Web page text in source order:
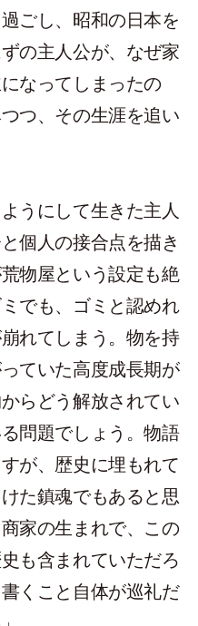
ごし、昭和の日本を
の主人公が、なぜ家
なってしまったの
つ、その生涯を追い
うにして生きた主人
個人の接合点を描き
物屋という設定も絶
でも、ゴミと認めれ
れてしまう。物を持
ていた高度成長期が
らどう解放されてい
問題でしょう。物語
が、歴史に埋もれて
た鎮魂でもあると思
家の生まれで、この
も含まれていただろ
くこと自体が巡礼だ